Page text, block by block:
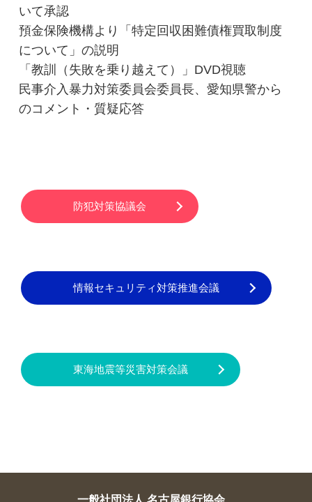
いて承認
預金保険機構より「特定回収困難債権買取制度
について」の説明
「教訓（失敗を乗り越えて）」DVD視聴
民事介入暴力対策委員会委員長、愛知県警から
のコメント・質疑応答
防犯対策協議会
情報セキュリティ対策推進会議
東海地震等災害対策会議
一般社団法人 名古屋銀行協会